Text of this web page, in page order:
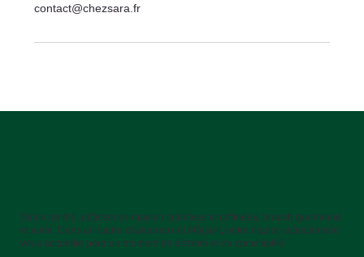
contact@chezsara.fr
Salon de thé, pâtisseries maison créatives et raffinées, brunch gourmand
et varié. Dans un cadre chaleureux et élégant, notre équipe attentionnée
vous accueille pour un moment de détente et de convivialité.